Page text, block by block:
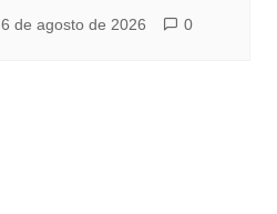
6 de agosto de 2026 0